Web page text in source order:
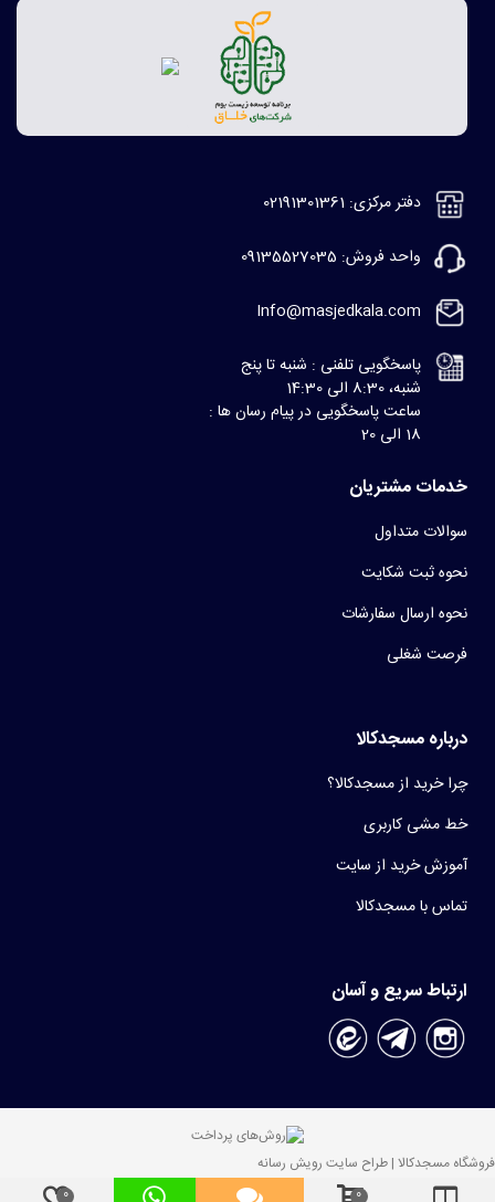
دفتر مرکزی: 02191301361
واحد فروش: 09135527035
Info@masjedkala.com
پاسخگویی تلفنی : شنبه تا پنج
شنبه، 8:30 الی 14:30
ساعت پاسخگویی در پیام رسان ها :
18 الی 20
خدمات مشتریان
سوالات متداول
نحوه ثبت شکایت
نحوه ارسال سفارشات
فرصت شغلی
درباره مسجدکالا
چرا خرید از مسجدکالا؟
خط مشی کاربری
آموزش خرید از سایت
تماس با مسجدکالا
ارتباط سریع و آسان
فروشگاه مسجدکالا | طراح سایت رویش رسانه
0
0